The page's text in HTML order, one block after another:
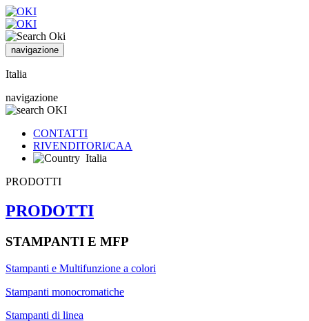
navigazione
Italia
navigazione
CONTATTI
RIVENDITORI/CAA
Italia
PRODOTTI
PRODOTTI
STAMPANTI E MFP
Stampanti e Multifunzione a colori
Stampanti monocromatiche
Stampanti di linea